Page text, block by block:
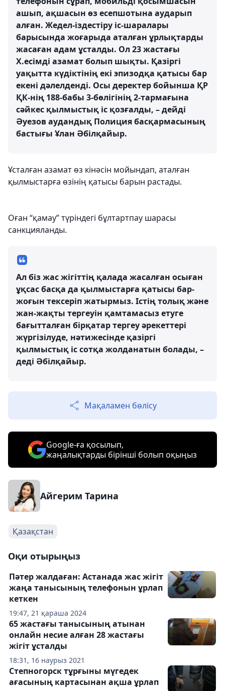
ашып, ақшасын өз есепшотына аударып
алған. Жедел-іздестіру іс-шаралары
барысында жоғарыда аталған ұрлықтарды
жасаған адам ұсталды. Ол 23 жастағы
Х.есімді азамат болып шықты. Қазіргі
уақытта күдіктінің екі эпизодқа қатысы бар
екені дәлелденді. Осы деректер бойынша ҚР
ҚК-нің 188-бабы 3-бөлігінің 2-тармағына
сәйкес қылмыстық іс қозғалды, – дейді
Әуезов аудандық Полиция басқармасының
бастығы Ұлан Әбілқайыр.
Ұсталған азамат өз кінәсін мойындап, аталған
қылмыстарға өзінің қатысы барын растады.
Оған “қамау” түріндегі бұлтартпау шарасы
санкцияланды.
Ал біз жас жігіттің қалада жасалған осыған
ұқсас басқа да қылмыстарға қатысы бар-
жоғын тексеріп жатырмыз. Істің толық және
жан-жақты тергеуін қамтамасыз етуге
бағытталған бірқатар тергеу әрекеттері
жүргізілуде, нәтижесінде қазіргі
қылмыстық іс сотқа жолданатын болады, –
деді Әбілқайыр.
Мақаламен бөлісу
Google-ға қосылып,
жаңалықтарды бірінші болып оқыңыз
Айгерим Тарина
Қазақстан
Оқи отырыңыз
19:47, 21 қараша 2024
Пәтер жалдаған: Астанада жас жігіт
жаңа танысының телефонын ұрлап
кеткен
18:31, 16 наурыз 2021
65 жастағы танысының атынан
онлайн несие алған 28 жастағы
жігіт ұсталды
Степногорск тұрғыны мүгедек
ағасының картасынан ақша ұрлап